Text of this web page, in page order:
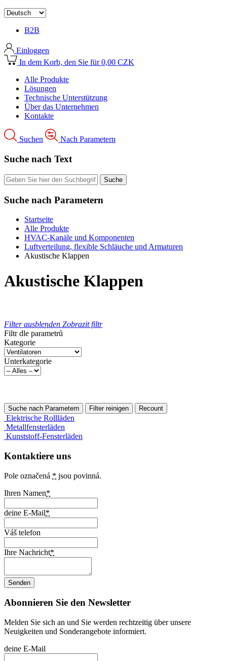
B2B
Einloggen
In dem Korb, den Sie für 0,00 CZK
Alle Produkte
Lösungen
Technische Unterstützung
Über das Unternehmen
Kontakte
Suchen Nach Parametern
Suche nach Text
Suche nach Parametern
Startseite
Alle Produkte
HVAC-Kanäle und Komponenten
Luftverteilung, flexible Schläuche und Armaturen
Akustische Klappen
Akustische Klappen
Filter ausblenden Zobrazit filtr
Filtr dle parametrů
Kategorie
Unterkategorie
Elektrische Rollläden
Metallfensterläden
Kunststoff-Fensterläden
Kontaktiere uns
Pole označená * jsou povinná.
Ihren Namen*
deine E-Mail*
Váš telefon
Ihre Nachricht*
Abonnieren Sie den Newsletter
Melden Sie sich an und Sie werden rechtzeitig über unsere
Neuigkeiten und Sonderangebote informiert.
deine E-Mail